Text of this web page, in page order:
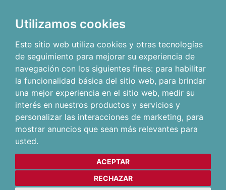
Utilizamos cookies
Este sitio web utiliza cookies y otras tecnologías
de seguimiento para mejorar su experiencia de
navegación con los siguientes fines: para habilitar
la funcionalidad básica del sitio web, para brindar
una mejor experiencia en el sitio web, medir su
interés en nuestros productos y servicios y
personalizar las interacciones de marketing, para
mostrar anuncios que sean más relevantes para
usted.
ACEPTAR
RECHAZAR